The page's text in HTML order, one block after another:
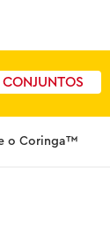
o Coringa™